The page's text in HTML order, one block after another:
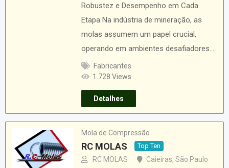
Robustez e Desempenho em Cada
Etapa Na indústria de mineração, as
molas assumem um papel crucial,
operando em ambientes desafiadores…
Fabricantes
1.728 Views
Detalhes
Mola de Compressão
RC MOLAS Top Ten
RC MOLAS Caieiras, São Paulo